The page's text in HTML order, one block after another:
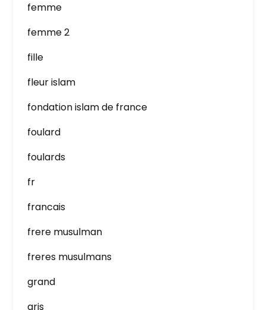
femme
femme 2
fille
fleur islam
fondation islam de france
foulard
foulards
fr
francais
frere musulman
freres musulmans
grand
gris